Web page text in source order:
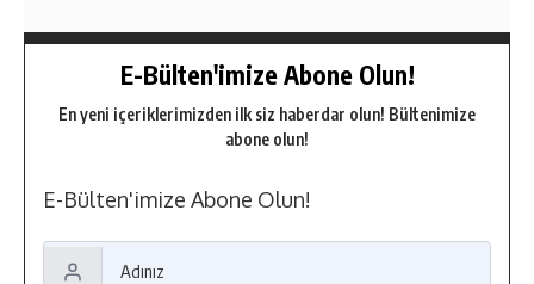
E-Bülten'imize Abone Olun!
En yeni içeriklerimizden ilk siz haberdar olun! Bültenimize
abone olun!
E-Bülten'imize Abone Olun!